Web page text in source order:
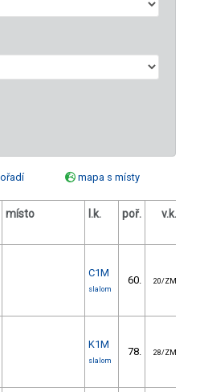
mapa s místy
místo l.k. poř. v.k.
C1M
slalom
60. 20/ZM
K1M
slalom
78. 28/ZM